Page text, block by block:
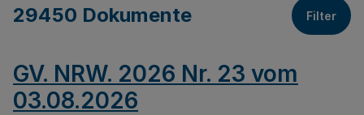
29450 Dokumente Filter
GV. NRW. 2026 Nr. 23 vom
03.08.2026